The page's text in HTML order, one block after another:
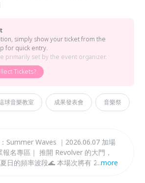
simply show your ticket from the
for quick entry.
primarily set by the event organizer.
Tickets?
球音樂教室 成果發表會 音樂祭
Summer Waves ｜2026.06.07 加場
Revolver 的大門，
日的頻率波段🌊 本場次將有 28 組學
...more